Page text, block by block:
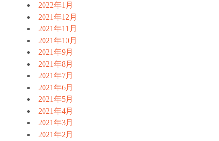
2022年1月
2021年12月
2021年11月
2021年10月
2021年9月
2021年8月
2021年7月
2021年6月
2021年5月
2021年4月
2021年3月
2021年2月